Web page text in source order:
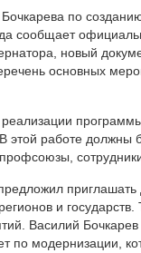
по
сообщает
новый
основных
этой работе должны
и
Василий
по модернизации,